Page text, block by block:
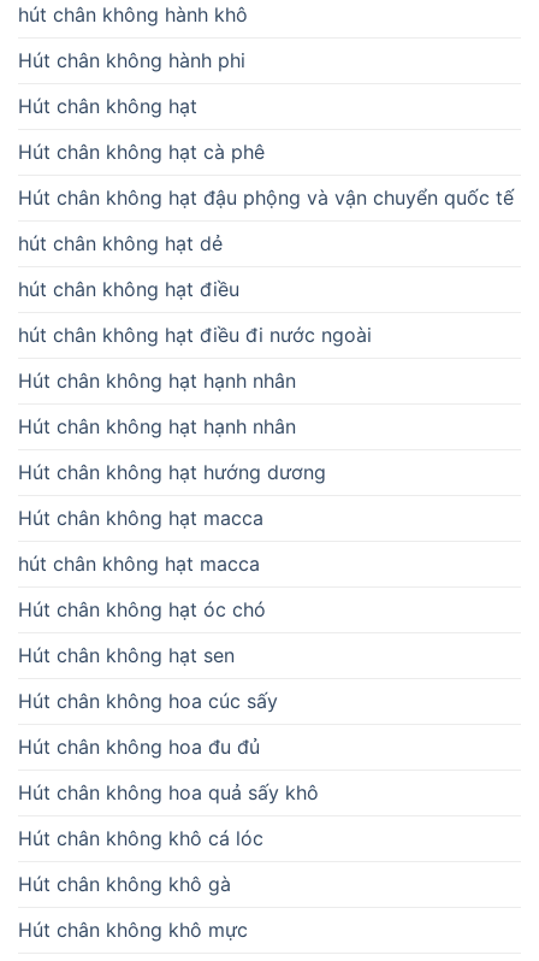
hút chân không hành khô
Hút chân không hành phi
Hút chân không hạt
Hút chân không hạt cà phê
Hút chân không hạt đậu phộng và vận chuyển quốc tế
hút chân không hạt dẻ
hút chân không hạt điều
hút chân không hạt điều đi nước ngoài
Hút chân không hạt hạnh nhân
Hút chân không hạt hạnh nhân
Hút chân không hạt hướng dương
Hút chân không hạt macca
hút chân không hạt macca
Hút chân không hạt óc chó
Hút chân không hạt sen
Hút chân không hoa cúc sấy
Hút chân không hoa đu đủ
Hút chân không hoa quả sấy khô
Hút chân không khô cá lóc
Hút chân không khô gà
Hút chân không khô mực